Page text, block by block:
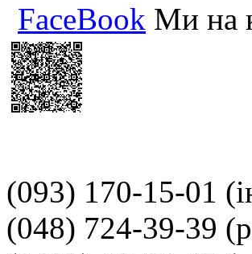
FaceBook Ми на
(093) 170-15-01
(048) 724-39-39